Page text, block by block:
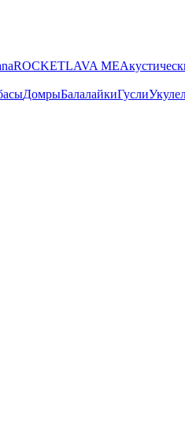
ROCKETLAVA ME
ДомрыБалалайкиГусли